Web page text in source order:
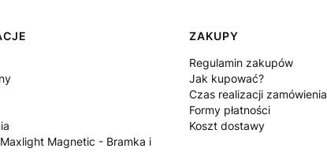
Magnetic - Bramka i
ZAKUPY
Regulamin zakupów
Jak kupować?
Czas realizacji zamówienia
Formy płatności
Koszt dostawy